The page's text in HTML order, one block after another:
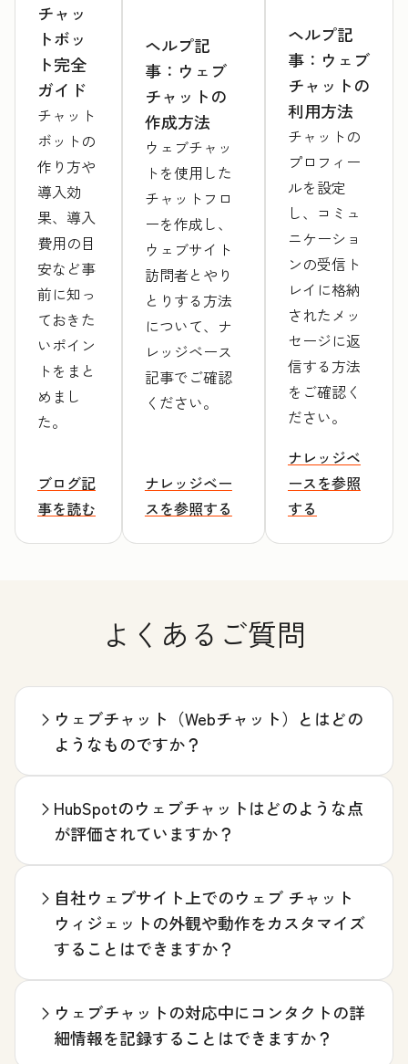
チャッ
トボッ
ト完全
ガイド
チャット
ボットの
作り方や
導入効
果、導入
費用の目
安など事
前に知っ
ておきた
いポイン
トをまと
めまし
た。
ブログ記
事を読む
ヘルプ記
事：ウェブ
チャットの
作成方法
ウェブチャッ
トを使用した
チャットフロ
ーを作成し、
ウェブサイト
訪問者とやり
とりする方法
について、ナ
レッジベース
記事でご確認
ください。
ナレッジベー
スを参照する
ヘルプ記
事：ウェブ
チャットの
利用方法
チャットの
プロフィー
ルを設定
し、コミュ
ニケーショ
ンの受信ト
レイに格納
されたメッ
セージに返
信する方法
をご確認く
ださい。
ナレッジベ
ースを参照
する
よくあるご質問
ウェブチャット（Webチャット）とはどの
ようなものですか？
HubSpotのウェブチャットはどのような点
が評価されていますか？
自社ウェブサイト上でのウェブ チャット
ウィジェットの外観や動作をカスタマイズ
することはできますか？
ウェブチャットの対応中にコンタクトの詳
細情報を記録することはできますか？